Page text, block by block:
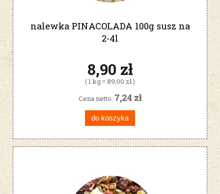
nalewka PINACOLADA 100g susz na
2-4l
8,90 zł
( 1 kg = 89,00 zł )
Cena netto: 7,24 zł
do koszyka